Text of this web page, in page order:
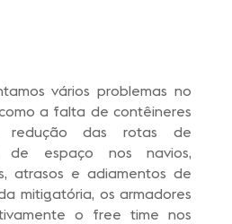
vários problemas no
a falta de contêineres
redução das rotas de
de espaço nos navios,
atrasos e adiamentos de
mitigatória, os armadores
o free time nos